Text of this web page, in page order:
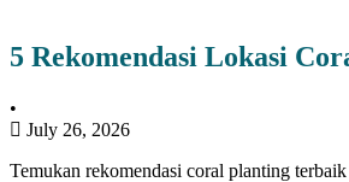
5 Rekomendasi Lokasi
•
July 26, 2026
Temukan rekomendasi coral planting